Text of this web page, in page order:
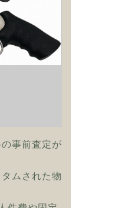
事前査定が
ムされた物